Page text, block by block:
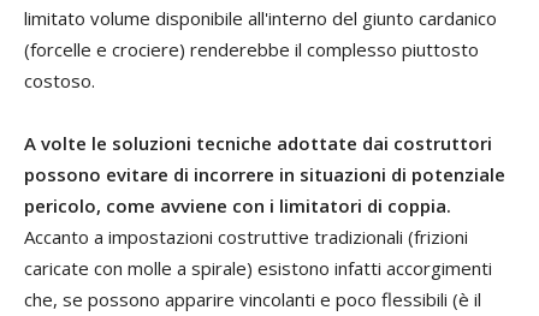
limitato volume disponibile all'interno del giunto cardanico
(forcelle e crociere) renderebbe il complesso piuttosto
costoso.
A volte le soluzioni tecniche adottate dai costruttori
possono evitare di incorrere in situazioni di potenziale
pericolo, come avviene con i limitatori di coppia.
Accanto a impostazioni costruttive tradizionali (frizioni
caricate con molle a spirale) esistono infatti accorgimenti
che, se possono apparire vincolanti e poco flessibili (è il